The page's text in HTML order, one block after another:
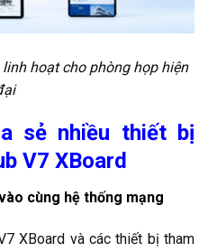
hoạt cho phòng họp hiện
sẻ nhiều thiết bị
V7 XBoard
cùng hệ thống mạng
XBoard và các thiết bị tham